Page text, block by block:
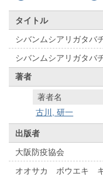
タイトル
シバンムシアリガタバ
シバンムシアリガタバ
著者
著者名
古川, 研一
出版者
大阪防疫協会
オオサカ ボウエキ